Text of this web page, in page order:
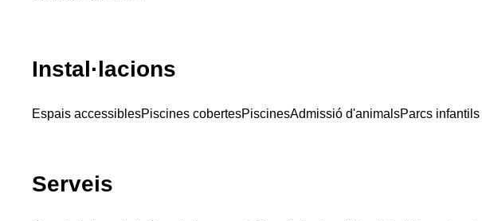
Instal·lacions
Espais accessiblesPiscines cobertesPiscinesAdmissió d'animalsParcs infantils
Serveis